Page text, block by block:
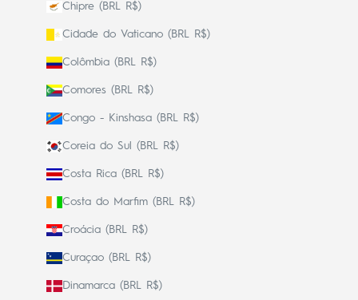
Chipre (BRL R$)
Cidade do Vaticano (BRL R$)
Colômbia (BRL R$)
Comores (BRL R$)
Congo - Kinshasa (BRL R$)
Coreia do Sul (BRL R$)
Costa Rica (BRL R$)
Costa do Marfim (BRL R$)
Croácia (BRL R$)
Curaçao (BRL R$)
Dinamarca (BRL R$)